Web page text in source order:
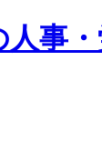
事